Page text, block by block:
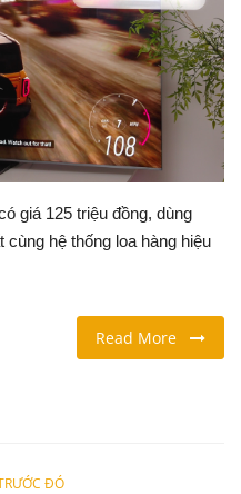
giá 125 triệu đồng, dùng
hệ thống loa hàng hiệu
Read More
ĐÓ